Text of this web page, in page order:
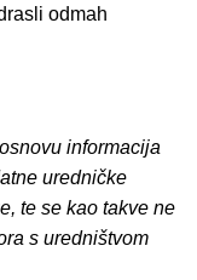
odmah
informacija
uredničke
te se kao takve ne
s uredništvom